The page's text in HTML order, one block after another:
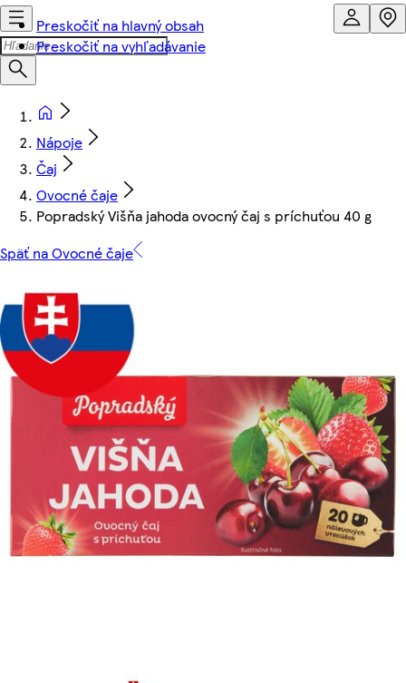
Preskočiť na hlavný obsah
Preskočiť na vyhľadávanie
Nápoje
Čaj
Ovocné čaje
Popradský Višňa jahoda ovocný čaj s príchuťou 40 g
Späť na Ovocné čaje